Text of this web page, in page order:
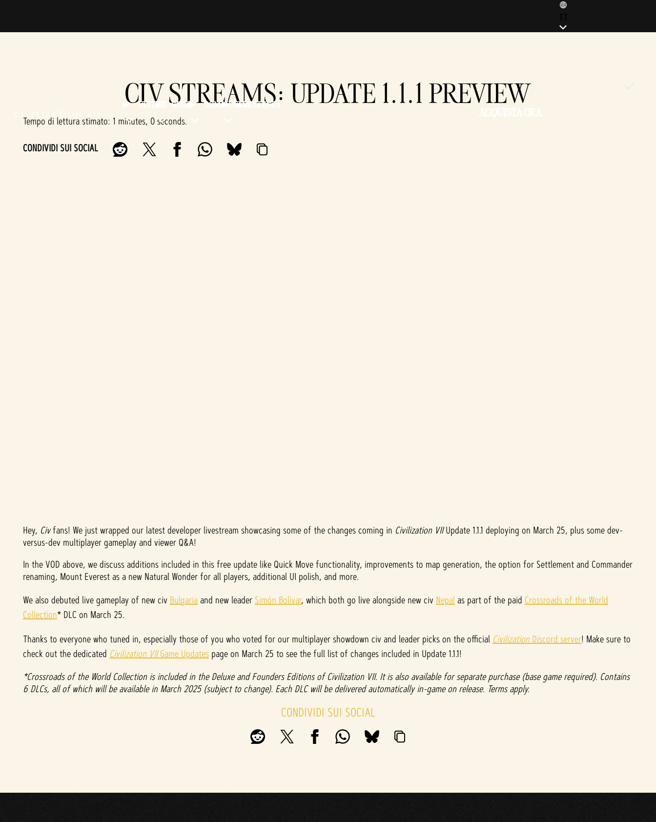
ULTIME GUIDE COMMUNITYASSISTENZA
CIV STREAMS: UPDATE 1.1.1 PREVIEW
Tempo di lettura stimato 1 minutes, 0 seconds
CONDIVIDI SUI SOCIAL
A
c
c
e
p
t
&
P
Hey, Civfans! We just wrapped our latest developer livestream showcasing some of the changes coming in Civilization VIIUpdate 1.1.1 deploying on March 25, plus some dev-
versus-dev multiplayer gameplay and viewer Q&A!
In the VOD above, we discuss additions included in this free update like Quick Move functionality, improvements to map generation, the option for Settlement and Commander
renaming, Mount Everest as a new Natural Wonder for all players, additional UI polish, and more.
We also debuted live gameplay of new civ Bulgariaand new leader Simón Bolívar, which both go live alongside new civ Nepalas part of the paid Crossroads of the World
Collection* DLC on March 25.
Thanks to everyone who tuned in, especially those of you who voted for our multiplayer showdown civ and leader picks on the official Civilization Discord server! Make sure to
check out the dedicated Civilization VIIGame Updates page on March 25 to see the full list of changes included in Update 1.1.1!
*Crossroads of the World Collection is included in the Deluxe and Founders Editions of Civilization VII. It is also available for separate purchase (base game required). Contains
6 DLCs, all of which will be available in March 2025 (subject to change). Each DLC will be delivered automatically in-game on release. Terms apply.
CONDIVIDI SUI SOCIAL